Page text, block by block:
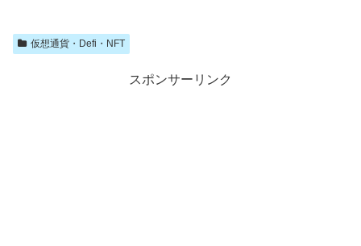
仮想通貨・Defi・NFT
スポンサーリンク